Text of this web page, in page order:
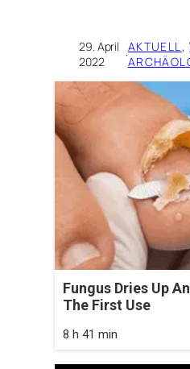
29. April
2022
·AKTUELL,
Fungus Dries Up
The First Use
8 h 41 min